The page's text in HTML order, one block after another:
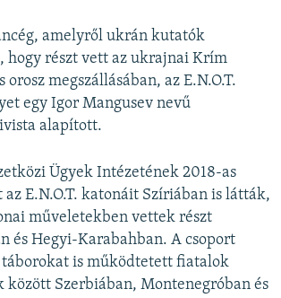
amelyről ukrán kutatók
hogy részt vett az ukrajnai Krím
orosz megszállásában, az E.N.O.T.
egy Igor Mangusev nevű
alapított.
Ügyek Intézetének 2018-as
E.N.O.T. katonáit Szíriában is látták,
műveletekben vettek részt
és Hegyi-Karabahban. A csoport
táborokat is működtetett fiatalok
között Szerbiában, Montenegróban és